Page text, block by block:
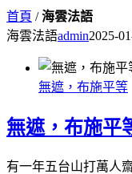
首頁 /海雲法語
海雲法語admin2025-
無遮，布施平等
無遮，布施平
有一年五台山打萬人